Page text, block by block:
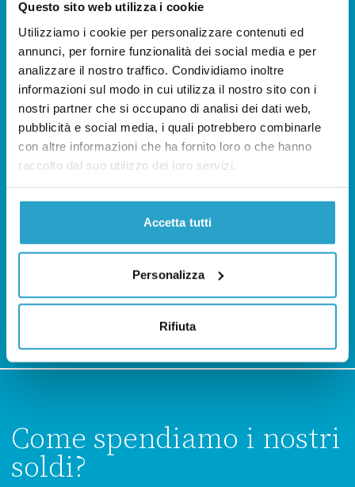
Questo sito web utilizza i cookie
Utilizziamo i cookie per personalizzare contenuti ed
annunci, per fornire funzionalità dei social media e per
analizzare il nostro traffico. Condividiamo inoltre
informazioni sul modo in cui utilizza il nostro sito con i
nostri partner che si occupano di analisi dei dati web,
pubblicità e social media, i quali potrebbero combinarle
con altre informazioni che ha fornito loro o che hanno
raccolto dal suo utilizzo dei loro servizi.
Accetta tutti
Personalizza
Rifiuta
Third-Party Fact-checking Program e della
Health Fellowship: entrambi i programmi
sono operati dalla redazione di Facta.news
non daPagella Politica;
–Meta (WhatsApp), all’interno di un
programma che sostiene il numero per le
– TikTok, all’interno di un programma per il
contrasto alla disinformazione sulla
piattaforma operato daFacta.news
Come spendiamo i nostri
soldi?